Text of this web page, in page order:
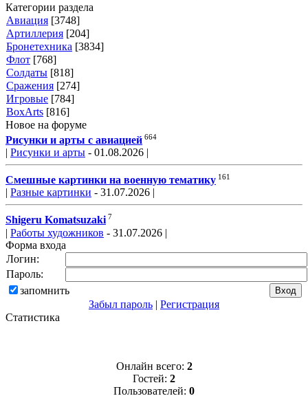
Категории раздела
Авиация [3748]
Артиллерия [204]
Бронетехника [3834]
Флот [768]
Солдаты [818]
Сражения [274]
Игровые [784]
BoxArts [816]
Новое на форуме
Рисунки и арты с авиацией 664
| Рисунки и арты - 01.08.2026 |
Смешные картинки на военную тематику 161
| Разные картинки - 31.07.2026 |
Shigeru Komatsuzaki 7
| Работы художников - 31.07.2026 |
Форма входа
Логин:
Пароль:
запомнить
Забыл пароль | Регистрация
Статистика
Онлайн всего: 2
Гостей: 2
Пользователей: 0